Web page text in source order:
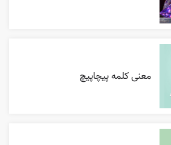
معنی کلمه پیچاپیچ